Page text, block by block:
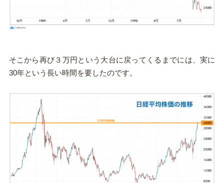
そこから再び３万円という大台に戻ってくるまでには、実に
30年という長い時間を要したのです。